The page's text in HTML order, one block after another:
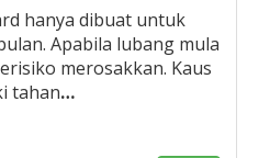
hanya dibuat untuk
Apabila lubang mula
merosakkan. Kaus
tahan…